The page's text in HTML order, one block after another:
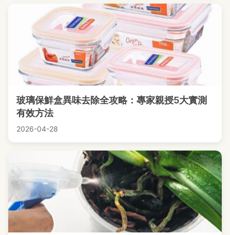
玻璃保鮮盒異味去除全攻略：專家親授5大實測
有效方法
2026-04-28